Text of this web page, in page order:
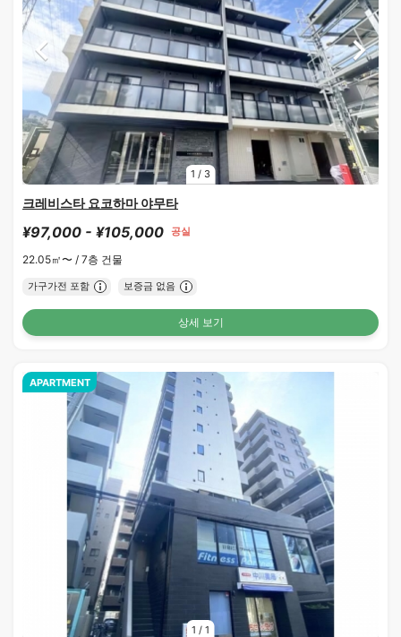
1 / 3
크레비스타 요코하마 야무타
¥97,000 - ¥105,000 공실
22.05㎡〜 / 7층 건물
가구가전 포함 보증금 없음
상세 보기
1 / 1
APARTMENT